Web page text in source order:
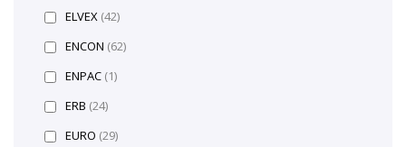
ELVEX (42)
ENCON (62)
ENPAC (1)
ERB (24)
EURO (29)